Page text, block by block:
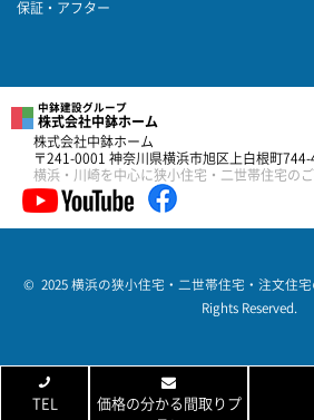
保証・アフター
中鉢建設グループ
株式会社中鉢ホーム
株式会社中鉢ホーム
〒241-0001 神奈川県横浜市旭区上白根町744-
横浜・川崎を中心に狭小住宅・二世帯住宅の
© 2025 横浜の狭小住宅・二世帯住宅・注文住宅
Rights Reserved.
TEL
価格の分かる間取りプ